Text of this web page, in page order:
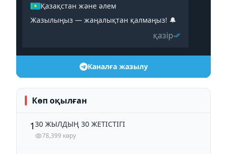
Қазақстан және әлем
Жазылыңыз — жаңалықтан қалмаңыз! 🔔
қазір
Каналға жазылу
Көп оқылған
130 ЖЫЛДЫҢ 30 ЖЕТІСТІГІ
78,399 көру